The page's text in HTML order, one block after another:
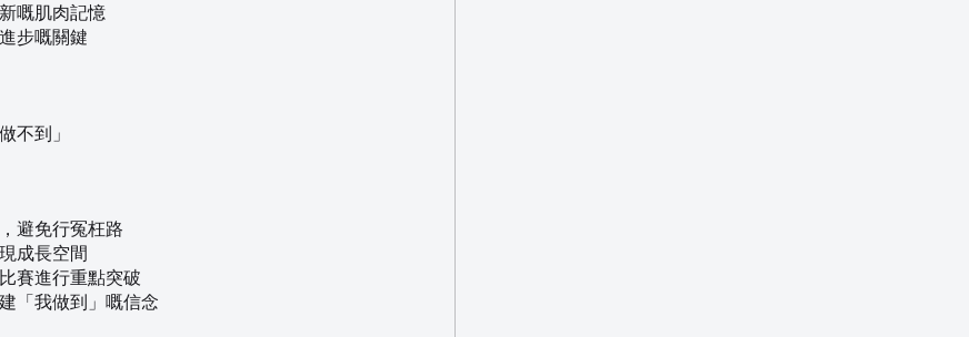
嘅肌肉記憶
步嘅關鍵
不到」
避免行冤枉路
成長空間
賽進行重點突破
「我做到」嘅信念